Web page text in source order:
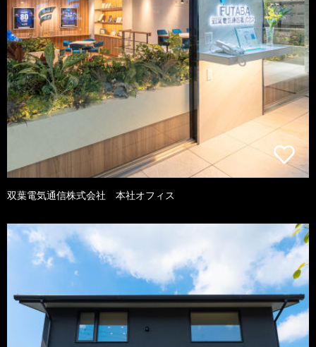
双葉電気通信株式会社 本社オフィス